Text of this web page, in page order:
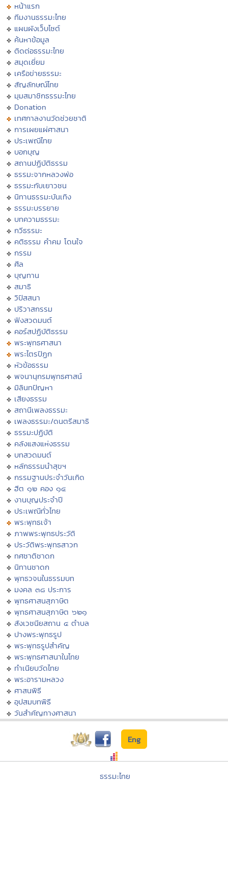
หน้าแรก
ทีมงานธรรมะไทย
แผนผังเว็บไซต์
ค้นหาข้อมูล
ติดต่อธรรมะไทย
สมุดเยี่ยม
เครือข่ายธรรมะ
สัญลักษณ์ไทย
มุมสมาชิกธรรมะไทย
Donation
เทศกาลงานวัดช่วยชาติ
การเผยแผ่ศาสนา
ประเพณีไทย
บอกบุญ
สถานปฏิบัติธรรม
ธรรมะจากหลวงพ่อ
ธรรมะกับเยาวชน
นิทานธรรมะบันเทิง
ธรรมะบรรยาย
บทความธรรมะ
กวีธรรมะ
คติธรรม คำคม โดนใจ
กรรม
ศีล
บุญทาน
สมาธิ
วิปัสสนา
ปริวาสกรรม
ฟังสวดมนต์
คอร์สปฏิบัติธรรม
พระพุทธศาสนา
พระไตรปิฏก
หัวข้อธรรม
พจนานุกรมพุทธศาสน์
มิลินทปัญหา
เสียงธรรม
สถานีเพลงธรรมะ
เพลงธรรมะ/ดนตรีสมาธิ
ธรรมะปฏิบัติ
คลังแสงแห่งธรรม
บทสวดมนต์
หลักธรรมนำสุขฯ
กรรมฐานประจำวันเกิด
ฮีต ๑๒ คอง ๑๔
งานบุญประจำปี
ประเพณีทั่วไทย
พระพุทธเจ้า
ภาพพระพุทธประวัติ
ประวัติพระพุทธสาวก
ทศชาติชาดก
นิทานชาดก
พุทธวจนในธรรมบท
มงคล ๓๘ ประการ
พุทธศาสนสุภาษิต
พุทธศาสนสุภาษิต ๖๒๑
สังเวชนียสถาน ๔ ตำบล
ปางพระพุทธรูป
พระพุทธรูปสำคัญ
พระพุทธศาสนาในไทย
ทำเนียบวัดไทย
พระอารามหลวง
ศาสนพิธี
อุปสมบทพิธี
วันสำคัญทางศาสนา
Eng
ธรรมะไทย